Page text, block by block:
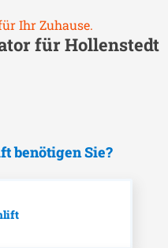
Ihr Zuhause.
fürHollenstedt
benötigen Sie?